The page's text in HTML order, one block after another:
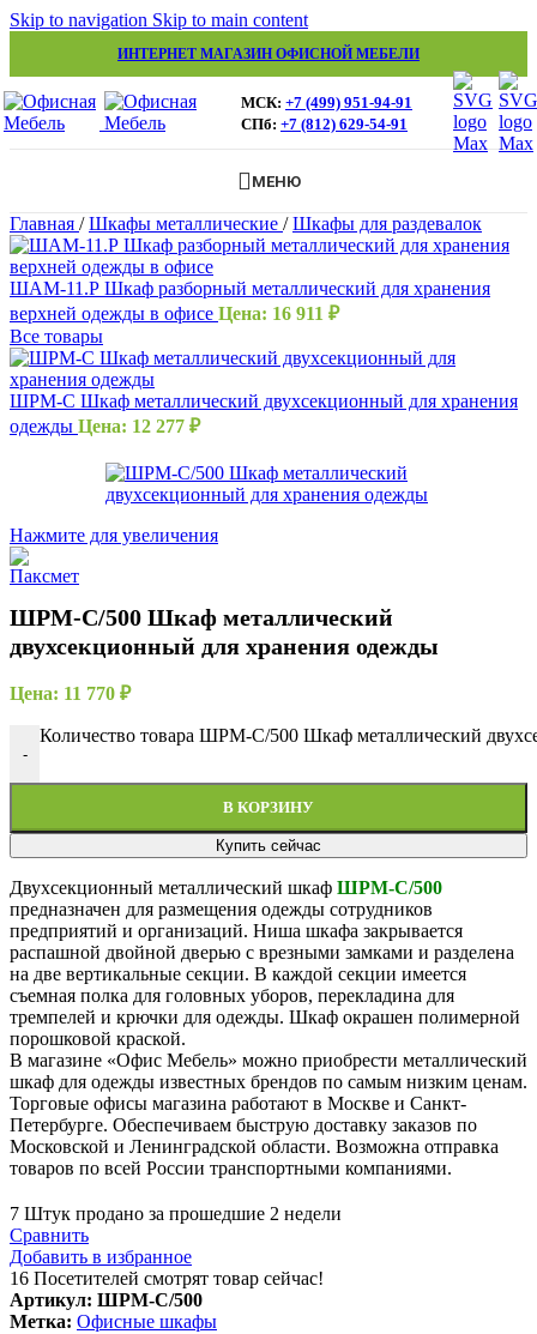
Skip to navigation Skip to main content
ИНТЕРНЕТ МАГАЗИН ОФИСНОЙ МЕБЕЛИ
МСК: +7 (499) 951-94-91
СПб: +7 (812) 629-54-91
МЕНЮ
Главная / Шкафы металлические / Шкафы для раздевалок
ШАМ-11.Р Шкаф разборный металлический для хранения
верхней одежды в офисе Цена: 16 911 ₽
Все товары
ШРМ-С Шкаф металлический двухсекционный для хранения
одежды Цена: 12 277 ₽
Нажмите для увеличения
ШРМ-С/500 Шкаф металлический
двухсекционный для хранения одежды
Цена: 11 770 ₽
-
Количество товара ШРМ-С/500 Шкаф металлический
В КОРЗИНУ
Купить сейчас
Двухсекционный металлический шкаф ШРМ-С/500
предназначен для размещения одежды сотрудников
предприятий и организаций. Ниша шкафа закрывается
распашной двойной дверью с врезными замками и разделена
на две вертикальные секции. В каждой секции имеется
съемная полка для головных уборов, перекладина для
тремпелей и крючки для одежды. Шкаф окрашен полимерной
порошковой краской.
В магазине «Офис Мебель» можно приобрести металлический
шкаф для одежды известных брендов по самым низким ценам.
Торговые офисы магазина работают в Москве и Санкт-
Петербурге. Обеспечиваем быструю доставку заказов по
Московской и Ленинградской области. Возможна отправка
товаров по всей России транспортными компаниями.
7 Штук продано за прошедшие 2 недели
Сравнить
Добавить в избранное
16 Посетителей смотрят товар сейчас!
Артикул: ШРМ-С/500
Метка: Офисные шкафы